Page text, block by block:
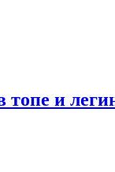
и